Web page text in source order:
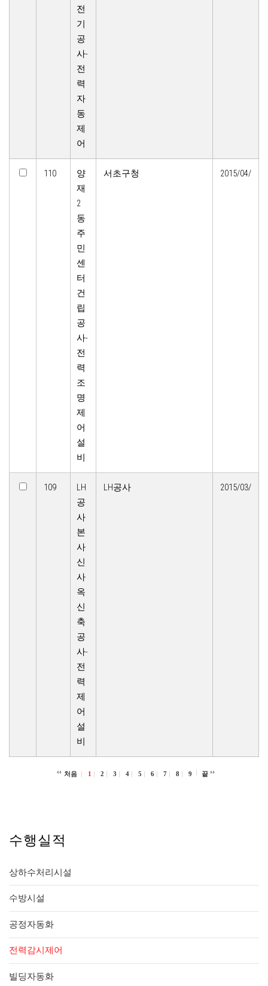
전
기
공
사-
전
력
자
동
제
어
110
양
재
2
동
주
민
센
터
건
립
공
사-
전
력
조
명
제
어
설
비
서초구청 2015/04/
109
LH
공
사
본
사
신
사
옥
신
축
공
사-
전
력
제
어
설
비
LH공사 2015/03/
처음 1 2 3 4 5 6 7 8 9 끝
수행실적
상하수처리시설
수방시설
공정자동화
전력감시제어
빌딩자동화